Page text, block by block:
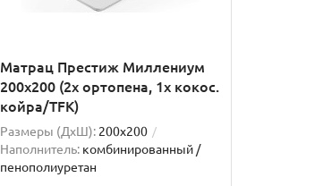
Матрац Престиж Миллениум
200x200 (2x ортопена, 1x кокос.
койра/TFK)
Размеры (ДxШ): 200x200
Наполнитель: комбинированный /
пенополиуретан